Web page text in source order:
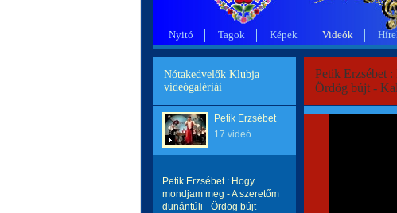
Nyitó Tagok Képek Videók
Nótakedvelők Klubja
videógalériái
Petik Erzsébet
17 videó
Petik Erzsébet : Hogy
mondjam meg - A szeretőm
dunántúli - Ördög bújt -
Petik Erzsébet
Ördög bújt -